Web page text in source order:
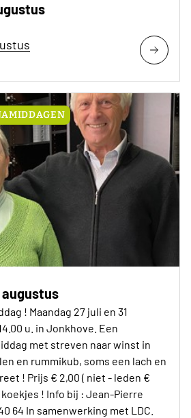
augustus
! Maandag 27 juli en 31
u. in Jonkhove. Een
met streven naar winst in
en rummikub, soms een lach en
! Prijs € 2,00 ( niet - leden €
! Info bij : Jean-Pierre
64 In samenwerking met LDC.